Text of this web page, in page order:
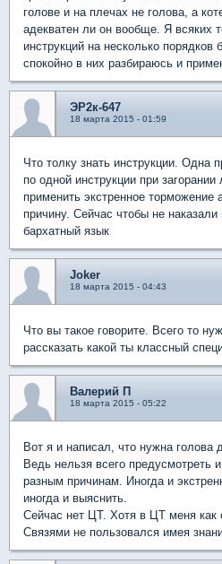
голове и на плечах не голова, а
адекватен ли он вообще. Я всяких
инструкций на несколько порядков
спокойно в них разбираюсь и
ЭР2к-647
18 марта 2015 - 01:59
Что толку знать инструкции. Одна
по одной инструкции при
применить экстренное торможение
причину. Сейчас чтобы не
бархатный язык
Joker
18 марта 2015 - 04:43
Что вы такое говорите. Всего то
рассказать какой ты классный
Валерий П
18 марта 2015 - 05:22
Вот я и написал, что нужна голова
Ведь нельзя всего предусмотреть
разным причинам. Иногда и
иногда и выяснить.
Сейчас нет ЦТ. Хотя в ЦТ меня как
Связями не пользовался имея